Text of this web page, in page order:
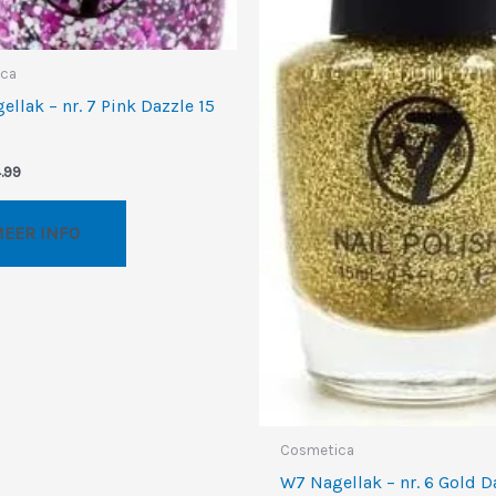
– nr. 7 Pink Dazzle 15
Huidige
€4.99.INFO
Cosmetica
W7 Nagellak – nr. 6 Gold